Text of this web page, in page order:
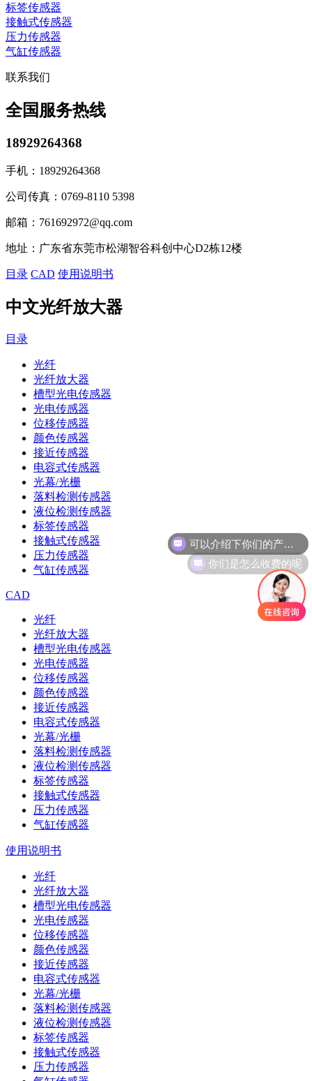
标签传感器
接触式传感器
压力传感器
气缸传感器
联系我们
全国服务热线
18929264368
手机： 18929264368
公司传真： 0769-8110 5398
邮箱： 761692972@qq.com
地址： 广东省东莞市松湖智谷科创中心D2栋12楼
目录 CAD 使用说明书
中文光纤放大器
目录
光纤
光纤放大器
槽型光电传感器
光电传感器
位移传感器
颜色传感器
接近传感器
电容式传感器
光幕/光栅
落料检测传感器
液位检测传感器
标签传感器
接触式传感器
压力传感器
气缸传感器
CAD
光纤
光纤放大器
槽型光电传感器
光电传感器
位移传感器
颜色传感器
接近传感器
电容式传感器
光幕/光栅
落料检测传感器
液位检测传感器
标签传感器
接触式传感器
压力传感器
气缸传感器
使用说明书
光纤
光纤放大器
槽型光电传感器
光电传感器
位移传感器
颜色传感器
接近传感器
电容式传感器
光幕/光栅
落料检测传感器
液位检测传感器
标签传感器
接触式传感器
压力传感器
你们是怎么收费的呢